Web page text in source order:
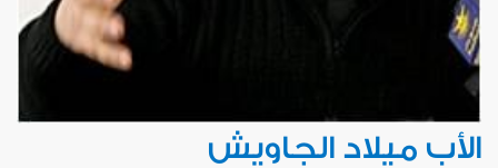
الأب ميلاد الجاويش